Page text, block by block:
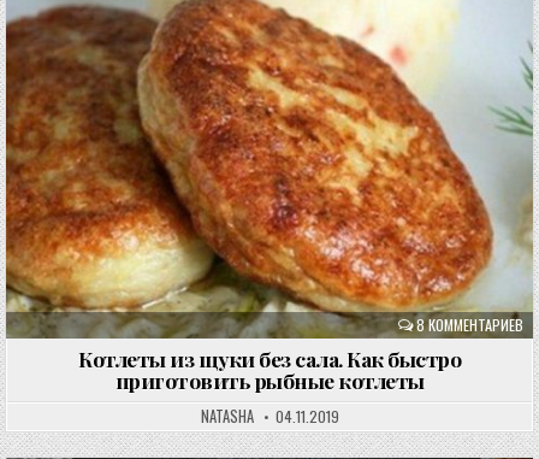
8 КОММЕНТАРИЕВ
Котлеты из щуки без сала. Как быстро
приготовить рыбные котлеты
NATASHA 04.11.2019